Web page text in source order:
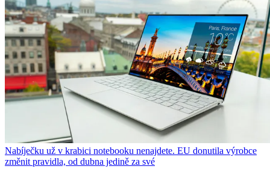
Nabíječku už v krabici notebooku nenajdete. EU donutila výrobce
změnit pravidla, od dubna jedině za své